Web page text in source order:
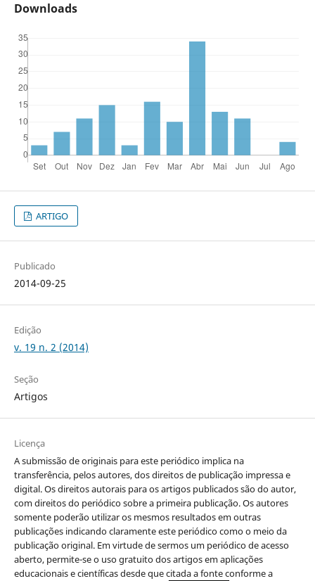
Downloads
ARTIGO
Publicado
2014-09-25
Edição
v. 19 n. 2 (2014)
Seção
Artigos
Licença
A submissão de originais para este periódico implica na
transferência, pelos autores, dos direitos de publicação impressa e
digital. Os direitos autorais para os artigos publicados são do autor,
com direitos do periódico sobre a primeira publicação. Os autores
somente poderão utilizar os mesmos resultados em outras
publicações indicando claramente este periódico como o meio da
publicação original. Em virtude de sermos um periódico de acesso
aberto, permite-se o uso gratuito dos artigos em aplicações
educacionais e científicas desde que citada a fonte conforme a